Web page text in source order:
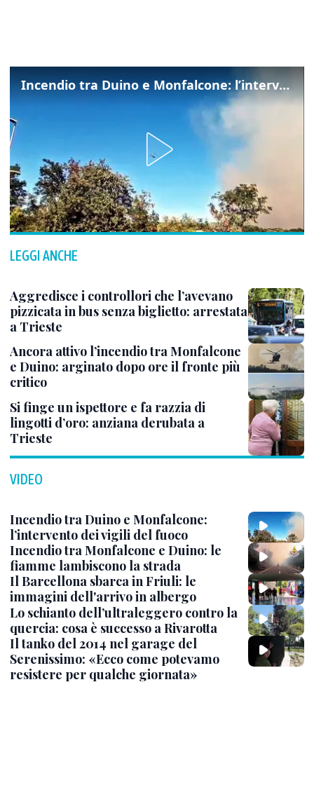
Incendio tra Duino e Monfalcone: l’intervento dei vigili del fuoco
LEGGI ANCHE
Aggredisce i controllori che l’avevano
pizzicata in bus senza biglietto: arrestata
a Trieste
Ancora attivo l’incendio tra Monfalcone
e Duino: arginato dopo ore il fronte più
critico
Si finge un ispettore e fa razzia di
lingotti d’oro: anziana derubata a
Trieste
VIDEO
Incendio tra Duino e Monfalcone:
l’intervento dei vigili del fuoco
Incendio tra Monfalcone e Duino: le
fiamme lambiscono la strada
Il Barcellona sbarca in Friuli: le
immagini dell'arrivo in albergo
Lo schianto dell’ultraleggero contro la
quercia: cosa è successo a Rivarotta
Il tanko del 2014 nel garage del
Serenissimo: «Ecco come potevamo
resistere per qualche giornata»